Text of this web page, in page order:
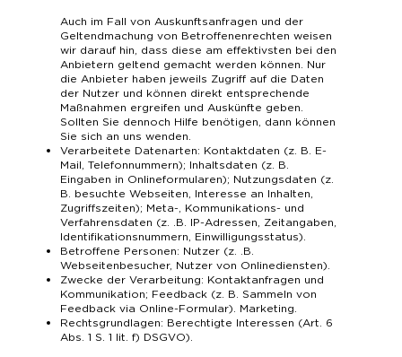
Auch im Fall von Auskunftsanfragen und der
Geltendmachung von Betroffenenrechten weisen
wir darauf hin, dass diese am effektivsten bei den
Anbietern geltend gemacht werden können. Nur
die Anbieter haben jeweils Zugriff auf die Daten
der Nutzer und können direkt entsprechende
Maßnahmen ergreifen und Auskünfte geben.
Sollten Sie dennoch Hilfe benötigen, dann können
Sie sich an uns wenden.
Verarbeitete Datenarten: Kontaktdaten (z. B. E-
Mail, Telefonnummern); Inhaltsdaten (z. B.
Eingaben in Onlineformularen); Nutzungsdaten (z.
B. besuchte Webseiten, Interesse an Inhalten,
Zugriffszeiten); Meta-, Kommunikations- und
Verfahrensdaten (z. .B. IP-Adressen, Zeitangaben,
Identifikationsnummern, Einwilligungsstatus).
Betroffene Personen: Nutzer (z. .B.
Webseitenbesucher, Nutzer von Onlinediensten).
Zwecke der Verarbeitung: Kontaktanfragen und
Kommunikation; Feedback (z. B. Sammeln von
Feedback via Online-Formular). Marketing.
Rechtsgrundlagen: Berechtigte Interessen (Art. 6
Abs. 1 S. 1 lit. f) DSGVO).